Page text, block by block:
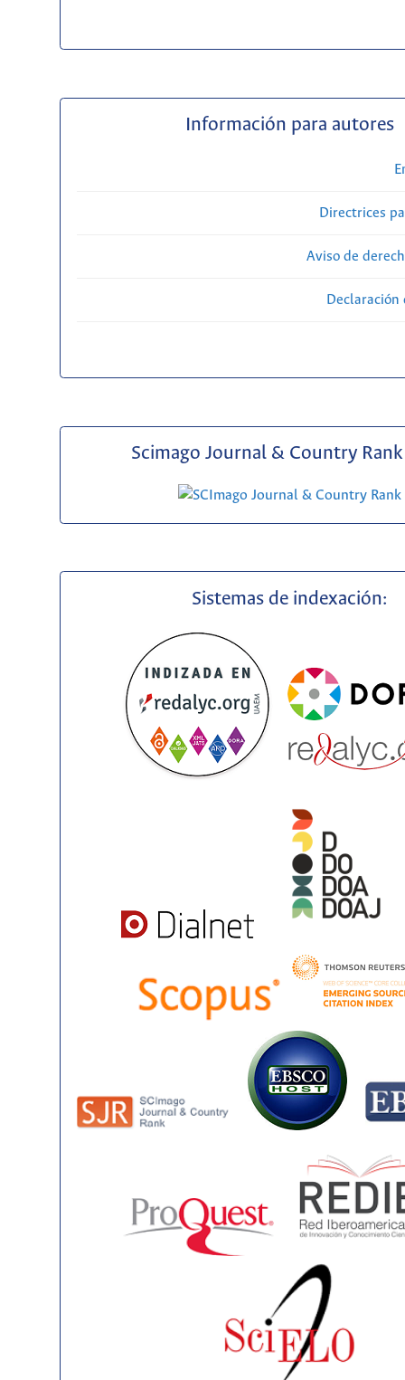
Información para autores
Directrices
Aviso de
Scimago Journal & Country Rank
Sistemas de indexación: